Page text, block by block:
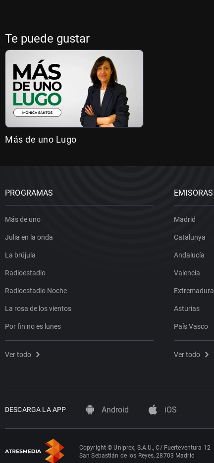
Te puede gustar
Más de uno Lugo
PROGRAMAS
Más de uno
Julia en la onda
La brújula
Radioestadio
Radioestadio Noche
La rosa de los vientos
Por fin no es lunes
Ver todo
EMISORAS
Madrid
Catalunya
Andalucía
Valencia
Extremadura
Asturias
País Vasco
Ver todo
DESCARGA LA APP Android iOS
Copyright © Uniprex, S.A.U., C/ Fuerteventura 12
San Sebastián de los Reyes, 28703 Madrid